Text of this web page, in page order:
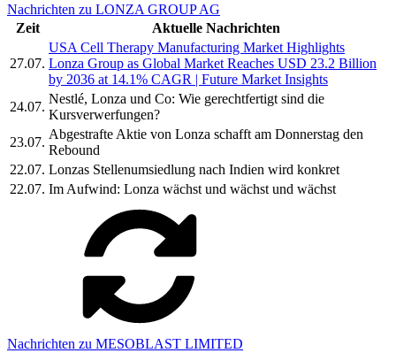
Nachrichten zu LONZA GROUP AG
Zeit
Aktuelle Nachrichten
27.07.
USA Cell Therapy Manufacturing Market Highlights
Lonza Group as Global Market Reaches USD 23.2 Billion
by 2036 at 14.1% CAGR | Future Market Insights
24.07.
Nestlé, Lonza und Co: Wie gerechtfertigt sind die
Kursverwerfungen?
23.07.
Abgestrafte Aktie von Lonza schafft am Donnerstag den
Rebound
22.07. Lonzas Stellenumsiedlung nach Indien wird konkret
22.07. Im Aufwind: Lonza wächst und wächst und wächst
Nachrichten zu MESOBLAST LIMITED